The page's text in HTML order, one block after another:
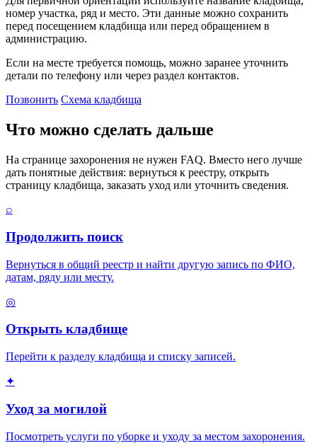
номер участка, ряд и место. Эти данные можно сохранить
перед посещением кладбища или перед обращением в
администрацию.
Если на месте требуется помощь, можно заранее уточнить
детали по телефону или через раздел контактов.
Позвонить Схема кладбища
Что можно сделать дальше
На странице захоронения не нужен FAQ. Вместо него лучше
дать понятные действия: вернуться к реестру, открыть
страницу кладбища, заказать уход или уточнить сведения.
⌕
Продолжить поиск
Вернуться в общий реестр и найти другую запись по ФИО,
датам, ряду или месту.
◎
Открыть кладбище
Перейти к разделу кладбища и списку записей.
✦
Уход за могилой
Посмотреть услуги по уборке и уходу за местом захоронения.